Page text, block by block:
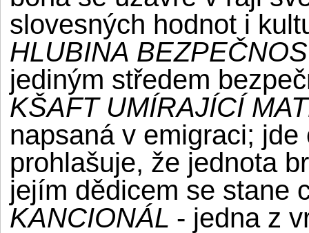
slovesných hodnot i
HLUBINA
jediným středem
KŠAFT UMÍRAJÍCÍ
napsaná v emigraci;
prohlašuje, že jednota
jejím dědicem se stane
KANCIONÁL - jedna z